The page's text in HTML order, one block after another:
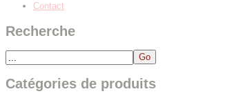
Contact
Recherche
Catégories de produits